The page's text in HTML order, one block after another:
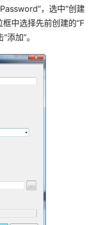
，选中“创建
中选择先前创建的“F
加”。